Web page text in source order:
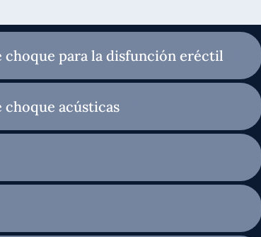
choque para la disfunción eréctil
choque acústicas